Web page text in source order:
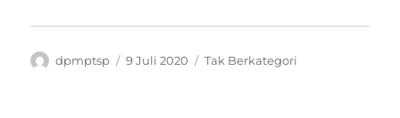
Penulis
dpmptsp
Diposkan
9 Juli 2020 Kategori
Tak Berkategori